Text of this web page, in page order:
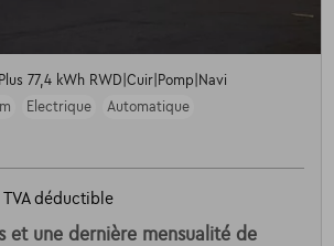
77,4 kWh RWD|Cuir|Pomp|Navi
Electrique
Automatique
TVA déductible
et une dernière mensualité de